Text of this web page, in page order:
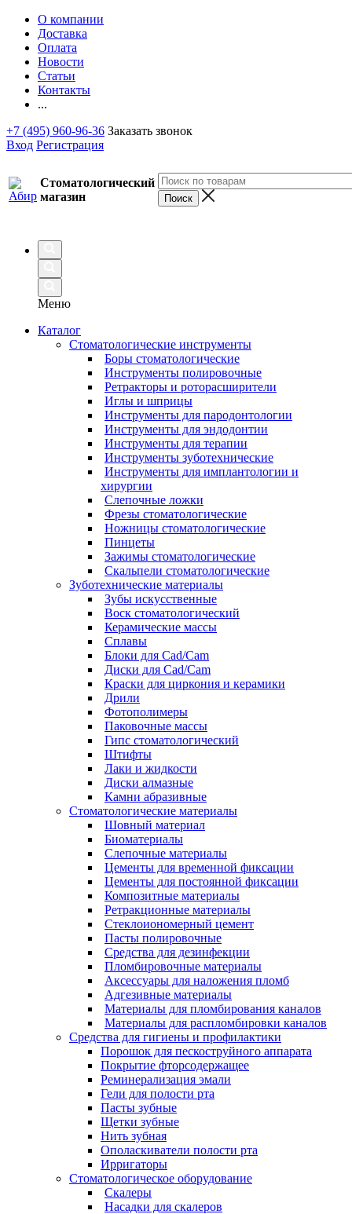
О компании
Доставка
Оплата
Новости
Статьи
Контакты
...
+7 (495) 960-96-36 Заказать звонок
Вход Регистрация
Стоматологический
магазин
Меню
Каталог
Стоматологические инструменты
Боры стоматологические
Инструменты полировочные
Ретракторы и роторасширители
Иглы и шприцы
Инструменты для пародонтологии
Инструменты для эндодонтии
Инструменты для терапии
Инструменты зуботехнические
Инструменты для имплантологии и
хирургии
Слепочные ложки
Фрезы стоматологические
Ножницы стоматологические
Пинцеты
Зажимы стоматологические
Скальпели стоматологические
Зуботехнические материалы
Зубы искусственные
Воск стоматологический
Керамические массы
Сплавы
Блоки для Cad/Cam
Диски для Cad/Cam
Краски для циркония и керамики
Дрили
Фотополимеры
Паковочные массы
Гипс стоматологический
Штифты
Лаки и жидкости
Диски алмазные
Камни абразивные
Стоматологические материалы
Шовный материал
Биоматериалы
Слепочные материалы
Цементы для временной фиксации
Цементы для постоянной фиксации
Композитные материалы
Ретракционные материалы
Стеклоиономерный цемент
Пасты полировочные
Средства для дезинфекции
Пломбировочные материалы
Аксессуары для наложения пломб
Адгезивные материалы
Материалы для пломбирования каналов
Материалы для распломбировки каналов
Средства для гигиены и профилактики
Порошок для пескоструйного аппарата
Покрытие фторсодержащее
Реминерализация эмали
Гели для полости рта
Пасты зубные
Щетки зубные
Нить зубная
Ополаскиватели полости рта
Ирригаторы
Стоматологическое оборудование
Скалеры
Насадки для скалеров